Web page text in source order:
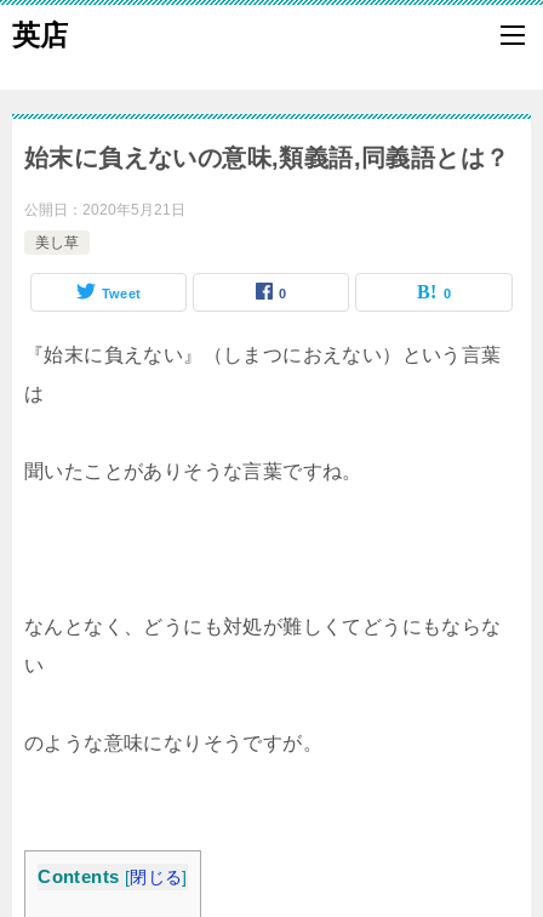
英店
始末に負えないの意味,類義語,同義語とは？
公開日： 2020年5月21日
美し草
Tweet 0 0
『始末に負えない』（しまつにおえない）という言葉
は
聞いたことがありそうな言葉ですね。
なんとなく、どうにも対処が難しくてどうにもならな
い
のような意味になりそうですが。
Contents [閉じる]